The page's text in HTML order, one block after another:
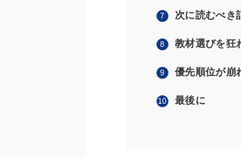
次に読むべき
教材選びを狂
優先順位が崩
最後に